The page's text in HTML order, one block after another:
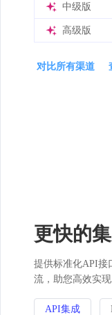
中级版
高级版
对比所有渠道
更快的
提供标准化API接
流，助您高效实
API集成